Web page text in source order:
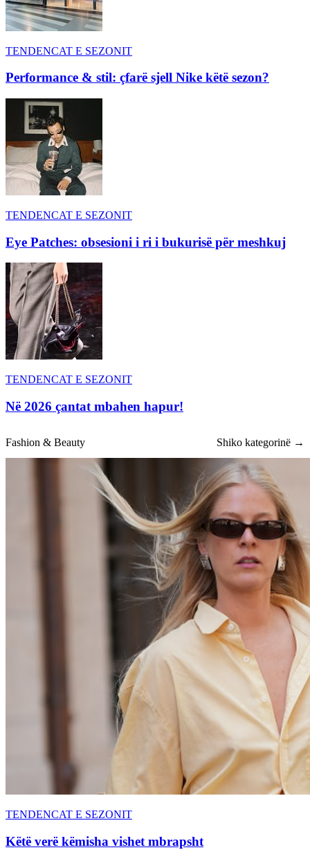
TENDENCAT E SEZONIT
Performance & stil: çfarë sjell Nike këtë sezon?
TENDENCAT E SEZONIT
Eye Patches: obsesioni i ri i bukurisë për meshkuj
TENDENCAT E SEZONIT
Në 2026 çantat mbahen hapur!
Fashion & Beauty Shiko kategorinë →
TENDENCAT E SEZONIT
Këtë verë këmisha vishet mbrapsht